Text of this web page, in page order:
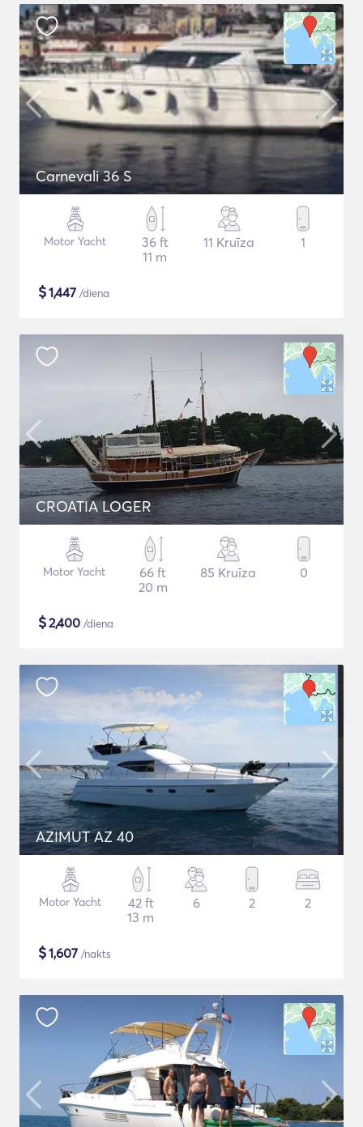
Carnevali 36 S
Motor Yacht
36 ft
11 m
11 Kruīza 1
$1,447 /diena
CROATIA LOGER
Motor Yacht
66 ft
20 m
85 Kruīza 0
$2,400 /diena
AZIMUT AZ 40
Motor Yacht
42 ft
13 m
6 2 2
$1,607 /nakts